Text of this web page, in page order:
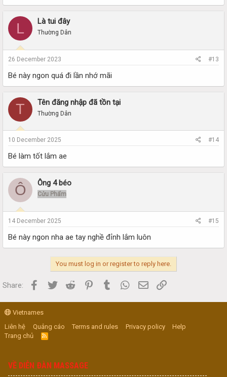
L Là tui đây
Thường Dân
26 December 2023 #13
Bé này ngon quá đi lần nhớ mãi
T Tên đăng nhập đã tồn tại
Thường Dân
10 December 2025 #14
Bé làm tốt lắm ae
Ô Ông 4 béo
Cửu Phẩm
14 December 2025 #15
Bé này ngon nha ae tay nghề đỉnh lắm luôn
You must log in or register to reply here.
Share: Facebook
Twitter Reddit PinterestTumblr WhatsApp
Email
Vietnames
Liên hệ
Quảng cáo Terms and rules Privacy policy
Help
Trang chủ
R
S
VỀ DIỄN ĐÀN MASSAGE